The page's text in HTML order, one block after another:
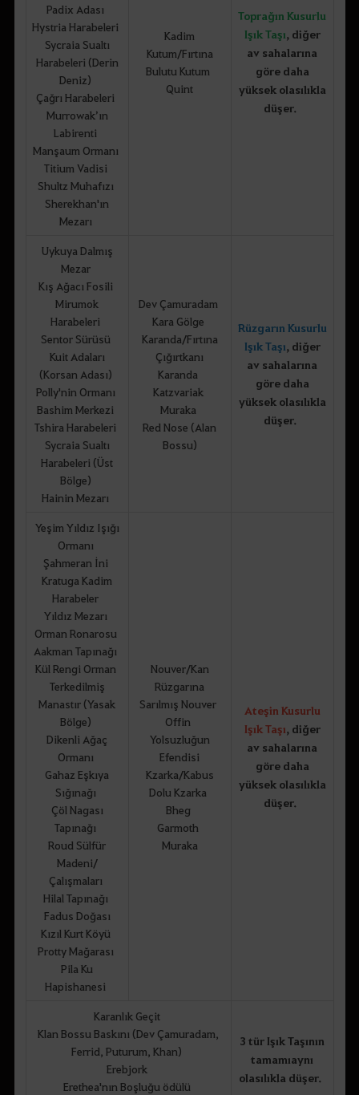
Padix Adası
Hystria Harabeleri
Sycraia Sualtı
Harabeleri (Derin
Deniz)
Çağrı Harabeleri
Murrowak’ın
Labirenti
Manşaum Ormanı
Titium Vadisi
Shultz Muhafızı
Sherekhan'ın
Mezarı
Kadim
Kutum/Fırtına
Bulutu Kutum
Quint
Toprağın Kusurlu
Işık Taşı, diğer
av sahalarına
göre daha
yüksek olasılıkla
düşer.
Uykuya Dalmış
Mezar
Kış Ağacı Fosili
Mirumok
Harabeleri
Sentor Sürüsü
Kuit Adaları
(Korsan Adası)
Polly'nin Ormanı
Bashim Merkezi
Tshira Harabeleri
Sycraia Sualtı
Harabeleri (Üst
Bölge)
Hainin Mezarı
Dev Çamuradam
Kara Gölge
Karanda/Fırtına
Çığırtkanı
Karanda
Katzvariak
Muraka
Red Nose (Alan
Bossu)
Rüzgarın Kusurlu
Işık Taşı, diğer
av sahalarına
göre daha
yüksek olasılıkla
düşer.
Yeşim Yıldız Işığı
Ormanı
Şahmeran İni
Kratuga Kadim
Harabeler
Yıldız Mezarı
Orman Ronarosu
Aakman Tapınağı
Kül Rengi Orman
Terkedilmiş
Manastır (Yasak
Bölge)
Dikenli Ağaç
Ormanı
Gahaz Eşkıya
Sığınağı
Çöl Nagası
Tapınağı
Roud Sülfür
Madeni/
Çalışmaları
Hilal Tapınağı
Fadus Doğası
Kızıl Kurt Köyü
Protty Mağarası
Pila Ku
Hapishanesi
Nouver/Kan
Rüzgarına
Sarılmış Nouver
Offin
Yolsuzluğun
Efendisi
Kzarka/Kabus
Dolu Kzarka
Bheg
Garmoth
Muraka
Ateşin Kusurlu
Işık Taşı, diğer
av sahalarına
göre daha
yüksek olasılıkla
düşer.
Karanlık Geçit
Klan Bossu Baskını (Dev Çamuradam,
Ferrid, Puturum, Khan)
Erebjork
Erethea'nın Boşluğu ödülü
3 tür Işık Taşının
tamamı aynı
olasılıkla düşer.